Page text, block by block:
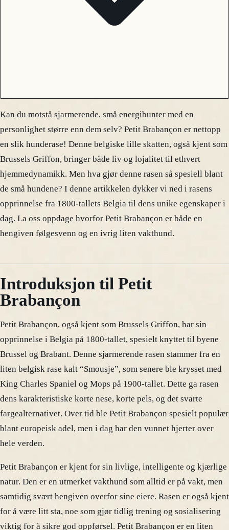
Kan du motstå sjarmerende, små energibunter med en
personlighet større enn dem selv? Petit Brabançon er nettopp
en slik hunderase! Denne belgiske lille skatten, også kjent som
Brussels Griffon, bringer både liv og lojalitet til ethvert
hjemmedynamikk. Men hva gjør denne rasen så spesiell blant
de små hundene? I denne artikkelen dykker vi ned i rasens
opprinnelse fra 1800-tallets Belgia til dens unike egenskaper i
dag. La oss oppdage hvorfor Petit Brabançon er både en
hengiven følgesvenn og en ivrig liten vakthund.
Introduksjon til Petit
Brabançon
Petit Brabançon, også kjent som Brussels Griffon, har sin
opprinnelse i Belgia på 1800-tallet, spesielt knyttet til byene
Brussel og Brabant. Denne sjarmerende rasen stammer fra en
liten belgisk rase kalt “Smousje”, som senere ble krysset med
King Charles Spaniel og Mops på 1900-tallet. Dette ga rasen
dens karakteristiske korte nese, korte pels, og det svarte
fargealternativet. Over tid ble Petit Brabançon spesielt populær
blant europeisk adel, men i dag har den vunnet hjerter over
hele verden.
Petit Brabançon er kjent for sin livlige, intelligente og kjærlige
natur. Den er en utmerket vakthund som alltid er på vakt, men
samtidig svært hengiven overfor sine eiere. Rasen er også kjent
for å være litt sta, noe som gjør tidlig trening og sosialisering
viktig for å sikre god oppførsel. Petit Brabançon er en liten